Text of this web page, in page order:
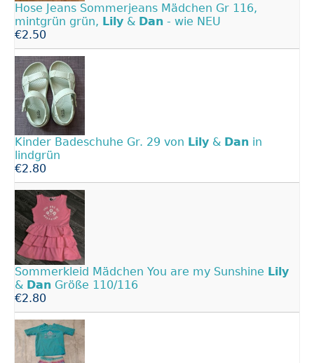
Hose Jeans Sommerjeans Mädchen Gr 116,
mintgrün grün, Lily & Dan - wie NEU
€2.50
Kinder Badeschuhe Gr. 29 von Lily & Dan in
lindgrün
€2.80
Sommerkleid Mädchen You are my Sunshine Lily
& Dan Größe 110/116
€2.80